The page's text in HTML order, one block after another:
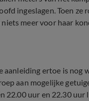
ingeslagen. Toen
meer voor haar
ertoe is
aan mogelijke
22.00 uur en 22.30